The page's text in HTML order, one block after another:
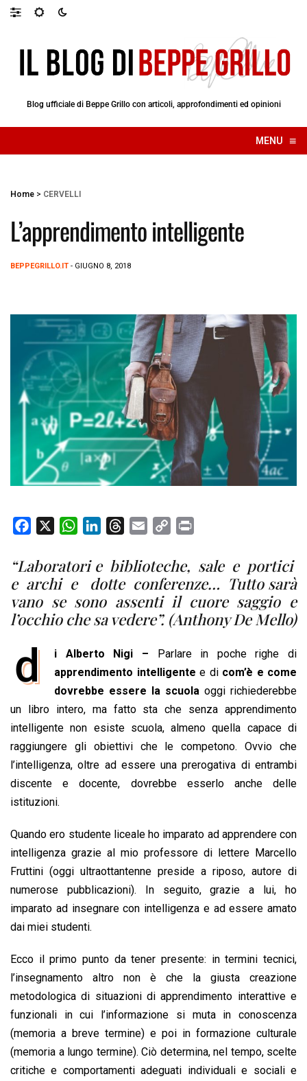
Blog ufficiale di Beppe Grillo con articoli, approfondimenti ed opinioni
MENU ≡
☰
Home > CERVELLI
L’apprendimento intelligente
BEPPEGRILLO.IT - GIUGNO 8, 2018
c
e
b
o
k
W
a
t
s
A
p
n
k
e
d
n
r
e
a
d
a
i
l
p
y
L
i
n
k
n
t
“Laboratori e biblioteche, sale e portici
e archi e dotte conferenze… Tutto sarà
vano se sono assenti il cuore saggio e
l’occhio che sa vedere”. (Anthony De Mello)
d i Alberto Nigi – Parlare in poche righe di
apprendimento intelligente e di com’è e come
dovrebbe essere la scuola oggi richiederebbe
un libro intero, ma fatto sta che senza apprendimento
intelligente non esiste scuola, almeno quella capace di
raggiungere gli obiettivi che le competono. Ovvio che
l’intelligenza, oltre ad essere una prerogativa di entrambi
discente e docente, dovrebbe esserlo anche delle
istituzioni.
Quando ero studente liceale ho imparato ad apprendere con
intelligenza grazie al mio professore di lettere Marcello
Fruttini (oggi ultraottantenne preside a riposo, autore di
numerose pubblicazioni). In seguito, grazie a lui, ho
imparato ad insegnare con intelligenza e ad essere amato
dai miei studenti.
Ecco il primo punto da tener presente: in termini tecnici,
l’insegnamento altro non è che la giusta creazione
metodologica di situazioni di apprendimento interattive e
funzionali in cui l’informazione si muta in conoscenza
(memoria a breve termine) e poi in formazione culturale
(memoria a lungo termine). Ciò determina, nel tempo, scelte
critiche e comportamenti adeguati individuali e sociali e